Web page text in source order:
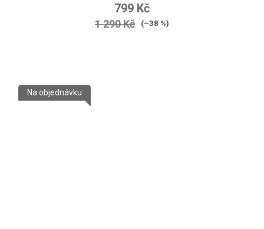
799 Kč
1 290 Kč (–38 %)
Na objednávku